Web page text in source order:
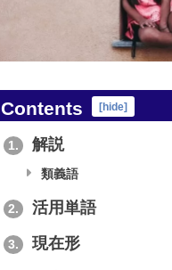
Contents [hide]
1. 解説
類義語
2. 活用単語
3. 現在形